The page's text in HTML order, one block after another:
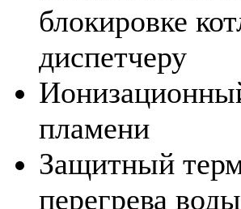
блокировке
диспетчеру
пламени
Защитный
перегрева